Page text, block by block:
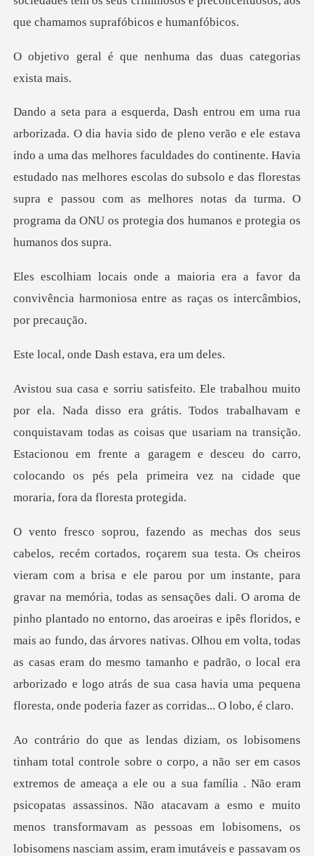
e nenhuma das duas ca
a uma das melhores faculdades do continente. Havia
estudado nas melhores escolas do subsolo e das florestas
supra e
a favor da
convivência harmoniosa entre
de Dash estava
alhavam e
conquistavam todas as coisas que usariam na transição.
Estacionou em frente a garagem e de
a memória, todas as sensações dali. O aroma de
pinho plantado no entorno, das aroeiras e ipês floridos, e
mais ao fundo, das árvores nativas. Olhou em volta, todas
as
muito
menos transformavam as pessoas em lobisomens, os
lobisomens nasciam assim, eram imutáveis e passavam os